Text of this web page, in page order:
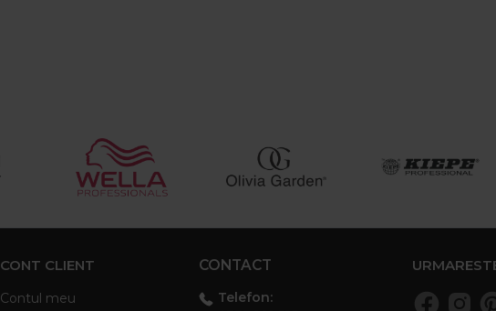
CONT CLIENT
Contul meu
CONTACT
Telefon: